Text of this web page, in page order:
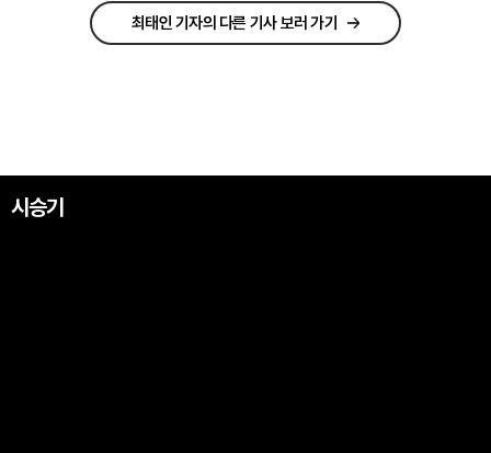
최태인 기자의 다른 기사 보러 가기
시승기